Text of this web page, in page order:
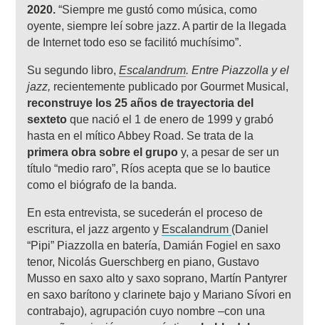
2020.“Siempre me gustó como música, como
oyente, siempre leí sobre jazz. A partir de la llegada
de Internet todo eso se facilitó muchísimo”.
Su segundo libro,Escalandrum. Entre Piazzolla y el
jazz, recientemente publicado por Gourmet Musical,
reconstruye los 25 años de trayectoria del
sexteto que nació el 1 de enero de 1999 y grabó
hasta en el mítico Abbey Road. Se trata de la
primera obra sobre el grupo y, a pesar de ser un
título “medio raro”, Ríos acepta que se lo bautice
como el biógrafo de la banda.
En esta entrevista, se sucederán el proceso de
escritura, el jazz argento y Escalandrum (Daniel
“Pipi” Piazzolla en batería, Damián Fogiel en saxo
tenor, Nicolás Guerschberg en piano, Gustavo
Musso en saxo alto y saxo soprano, Martín Pantyrer
en saxo barítono y clarinete bajo y Mariano Sívori en
contrabajo), agrupación cuyo nombre –con una